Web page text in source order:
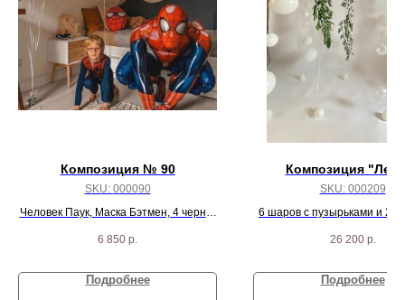
Композиция № 90
SKU: 000090
Человек Паук, Маска Бэтмен, 4 черно-
6 850 р.
Подробнее
Композиция
SKU: 000209
6 шаров с пузырьками и 2 с
26 200 р.
Подробнее